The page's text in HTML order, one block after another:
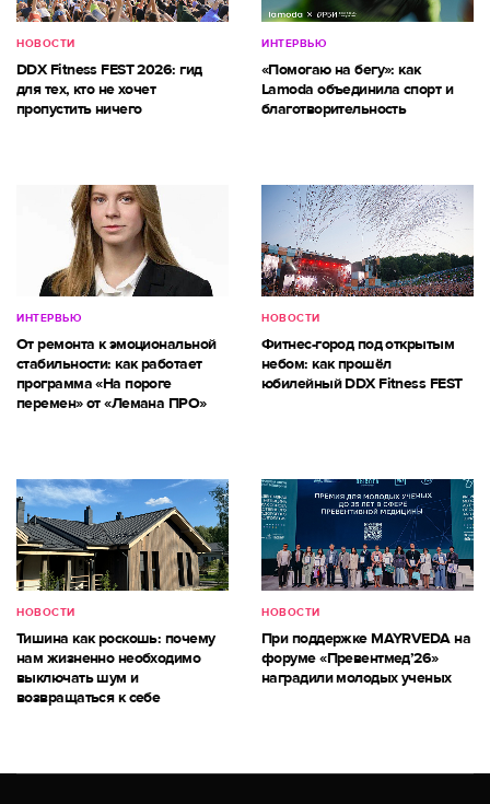
НОВОСТИ
DDX Fitness FEST 2026: гид
для тех, кто не хочет
пропустить ничего
ИНТЕРВЬЮ
«Помогаю на бегу»: как
Lamoda объединила спорт и
благотворительность
ИНТЕРВЬЮ
От ремонта к эмоциональной
стабильности: как работает
программа «На пороге
перемен» от «Лемана ПРО»
НОВОСТИ
Фитнес-город под открытым
небом: как прошёл
юбилейный DDX Fitness FEST
НОВОСТИ
Тишина как роскошь: почему
нам жизненно необходимо
выключать шум и
возвращаться к себе
НОВОСТИ
При поддержке MAYRVEDA на
форуме «Превентмед’26»
наградили молодых ученых